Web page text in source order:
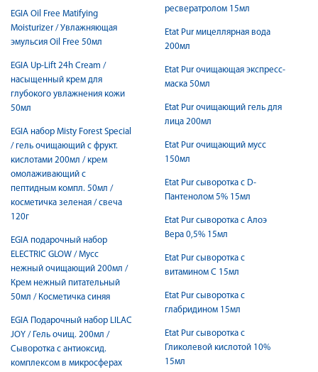
EGIA Oil Free Matifying
Moisturizer / Увлажняющая
эмульсия Oil Free 50мл
EGIA Up-Lift 24h Cream /
насыщенный крем для
глубокого увлажнения кожи
50мл
EGIA набор Misty Forest Special
/ гель очищающий с фрукт.
кислотами 200мл / крем
омолаживающий с
пептидным компл. 50мл /
косметичка зеленая / свеча
120г
EGIA подарочный набор
ELECTRIC GLOW / Мусс
нежный очищающий 200мл /
Крем нежный питательный
50мл / Косметичка синяя
EGIA Подарочный набор LILAC
JOY / Гель очищ. 200мл /
Сыворотка с антиоксид.
комплексом в микросферах
ресвератролом 15мл
Etat Pur мицеллярная вода
200мл
Etat Pur очищающая экспресс-
маска 50мл
Etat Pur очищающий гель для
лица 200мл
Etat Pur очищающий мусс
150мл
Etat Pur сыворотка с D-
Пантенолом 5% 15мл
Etat Pur сыворотка с Алоэ
Вера 0,5% 15мл
Etat Pur сыворотка с
витамином С 15мл
Etat Pur сыворотка с
глабридином 15мл
Etat Pur сыворотка с
Гликолевой кислотой 10%
15мл